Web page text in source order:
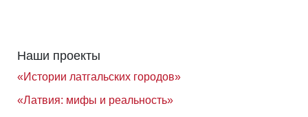
Наши проекты
«Истории латгальских городов»
«Латвия: мифы и реальность»